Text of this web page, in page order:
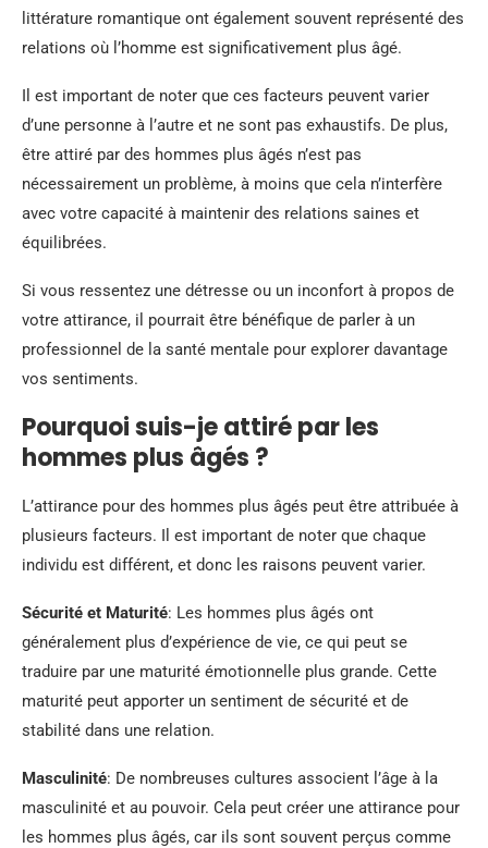
littérature romantique ont également souvent représenté des
relations où l’homme est significativement plus âgé.
Il est important de noter que ces facteurs peuvent varier
d’une personne à l’autre et ne sont pas exhaustifs. De plus,
être attiré par des hommes plus âgés n’est pas
nécessairement un problème, à moins que cela n’interfère
avec votre capacité à maintenir des relations saines et
équilibrées.
Si vous ressentez une détresse ou un inconfort à propos de
votre attirance, il pourrait être bénéfique de parler à un
professionnel de la santé mentale pour explorer davantage
vos sentiments.
Pourquoi suis-je attiré par les
hommes plus âgés ?
L’attirance pour des hommes plus âgés peut être attribuée à
plusieurs facteurs. Il est important de noter que chaque
individu est différent, et donc les raisons peuvent varier.
Sécurité et Maturité: Les hommes plus âgés ont
généralement plus d’expérience de vie, ce qui peut se
traduire par une maturité émotionnelle plus grande. Cette
maturité peut apporter un sentiment de sécurité et de
stabilité dans une relation.
Masculinité: De nombreuses cultures associent l’âge à la
masculinité et au pouvoir. Cela peut créer une attirance pour
les hommes plus âgés, car ils sont souvent perçus comme